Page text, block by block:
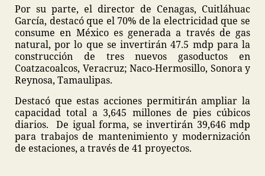
Por su parte, el director de Cenagas, Cuitláhuac
García, destacó que el 70% de la electricidad que se
consume en México es generada a través de gas
natural, por lo que se invertirán 47.5 mdp para la
construcción de tres nuevos gasoductos en
Coatzacoalcos, Veracruz; Naco-Hermosillo, Sonora y
Reynosa, Tamaulipas.
Destacó que estas acciones permitirán ampliar la
capacidad total a 3,645 millones de pies cúbicos
diarios. De igual forma, se invertirán 39,646 mdp
para trabajos de mantenimiento y modernización
de estaciones, a través de 41 proyectos.